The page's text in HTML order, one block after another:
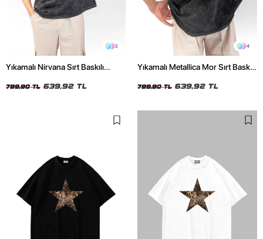
2
Yıkamalı Nirvana Sırt Baskılı
799,90 TL 639,92 TL
4
Yıkamalı Metallica Mor Sırt Baskılı
799,90 TL 639,92 TL